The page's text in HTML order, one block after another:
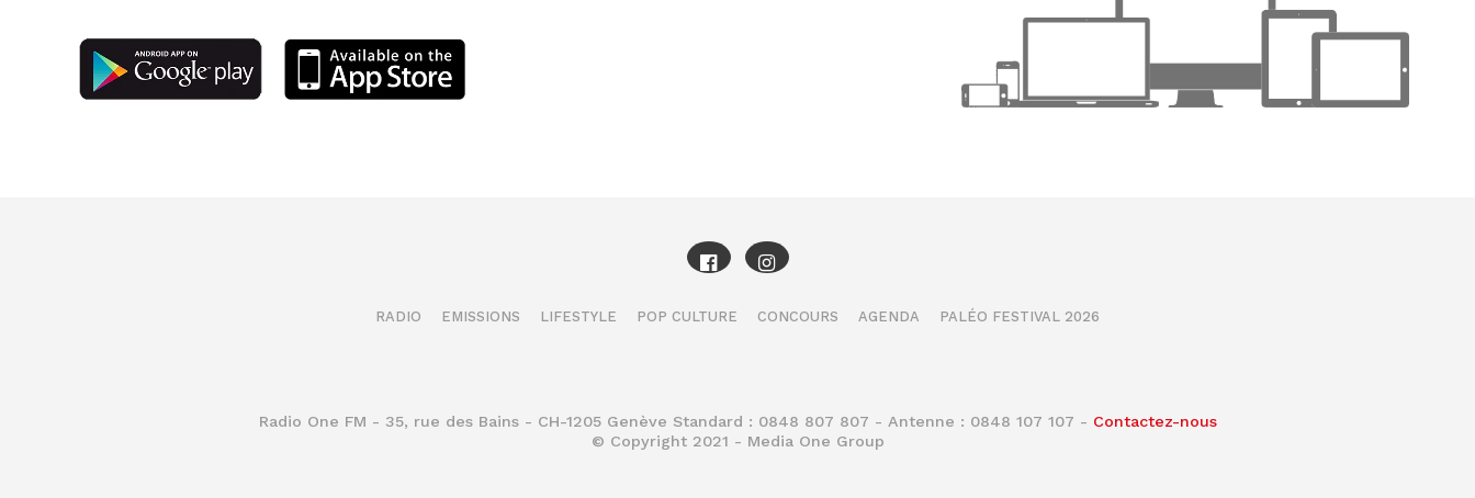
RADIO EMISSIONS LIFESTYLE POP CULTURE CONCOURS AGENDA PALÉO FESTIVAL 2026
Radio One FM - 35, rue des Bains - CH-1205 Genève Standard : 0848 807 807 - Antenne : 0848 107 107 - Contactez-nous
© Copyright 2021 - Media One Group